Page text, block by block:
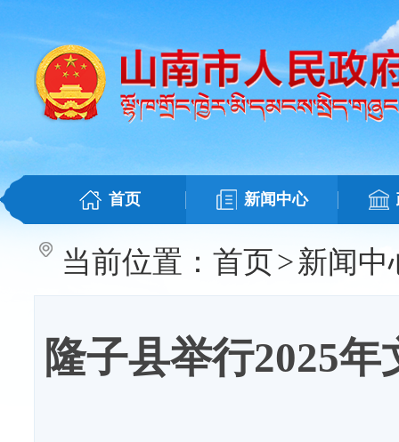
首页 新闻中心
当前位置： 首页>新闻中
隆子县举行2025